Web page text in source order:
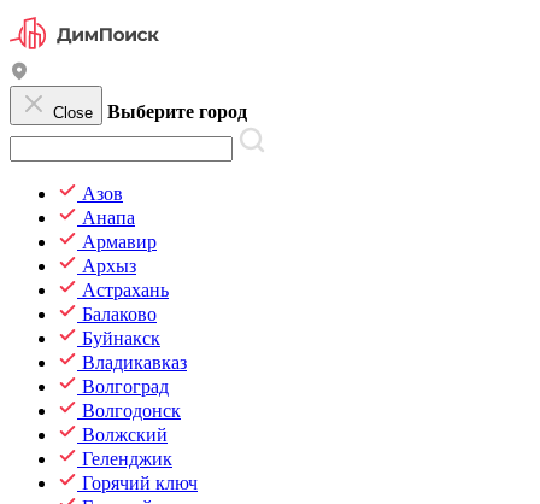
Close Выберите город
Азов
Анапа
Армавир
Архыз
Астрахань
Балаково
Буйнакск
Владикавказ
Волгоград
Волгодонск
Волжский
Геленджик
Горячий ключ